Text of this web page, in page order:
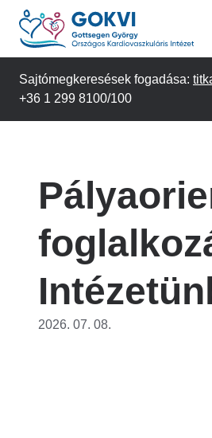
Ugrás
tartalomra
Sajtómegkeresések fogadása:
+36 1 299 8100/100
2026. 07. 08.